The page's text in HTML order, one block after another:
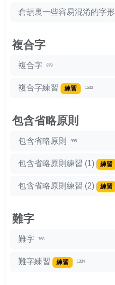
倉頡裏一些容易混淆的字形
複合字
複合字 879
複合字練習 練習 1533
包含省略原則
包含省略原則 995
包含省略原則練習 (1) 練習
包含省略原則練習 (2) 練習
難字
難字 768
難字練習 練習 1334